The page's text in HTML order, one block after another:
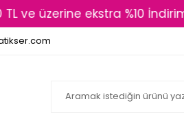
ve üzerine ekstra %10 İndirim!